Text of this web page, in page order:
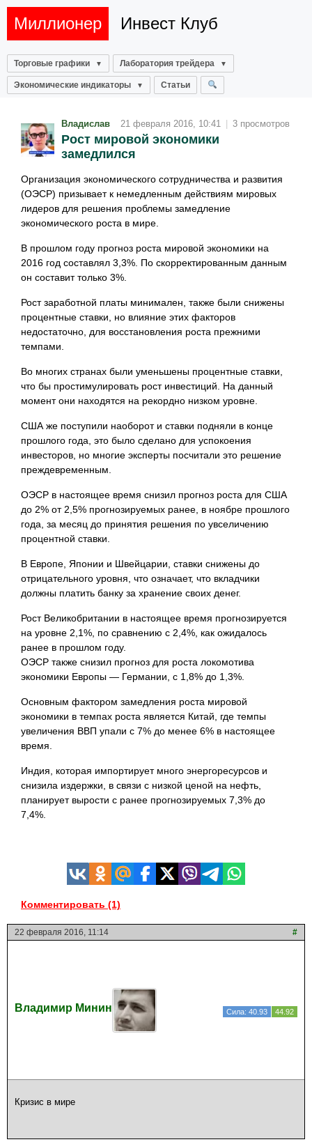
Миллионер Инвест Клуб
Торговые графики Лаборатория трейдера
Экономические индикаторы Статьи
Владислав 21 февраля 2016, 10:41 3 просмотров
Рост мировой экономики
замедлился
Организация экономического сотрудничества и развития
(ОЭСР) призывает к немедленным действиям мировых
лидеров для решения проблемы замедление
экономического роста в мире.
В прошлом году прогноз роста мировой экономики на
2016 год составлял 3,3%. По скорректированным данным
он составит только 3%.
Рост заработной платы минимален, также были снижены
процентные ставки, но влияние этих факторов
недостаточно, для восстановления роста прежними
темпами.
Во многих странах были уменьшены процентные ставки,
что бы простимулировать рост инвестиций. На данный
момент они находятся на рекордно низком уровне.
США же поступили наоборот и ставки подняли в конце
прошлого года, это было сделано для успокоения
инвесторов, но многие эксперты посчитали это решение
преждевременным.
ОЭСР в настоящее время снизил прогноз роста для США
до 2% от 2,5% прогнозируемых ранее, в ноябре прошлого
года, за месяц до принятия решения по увселичению
процентной ставки.
В Европе, Японии и Швейцарии, ставки снижены до
отрицательного уровня, что означает, что вкладчики
должны платить банку за хранение своих денег.
Рост Великобритании в настоящее время прогнозируется
на уровне 2,1%, по сравнению с 2,4%, как ожидалось
ранее в прошлом году.
ОЭСР также снизил прогноз для роста локомотива
экономики Европы — Германии, с 1,8% до 1,3%.
Основным фактором замедления роста мировой
экономики в темпах роста является Китай, где темпы
увеличения ВВП упали с 7% до менее 6% в настоящее
время.
Индия, которая импортирует много энергоресурсов и
снизила издержки, в связи с низкой ценой на нефть,
планирует вырости с ранее прогнозируемых 7,3% до
7,4%.
Комментировать (1)
22 февраля 2016, 11:14 #
Владимир Минин Сила: 40.93 44.92
Кризис в мире